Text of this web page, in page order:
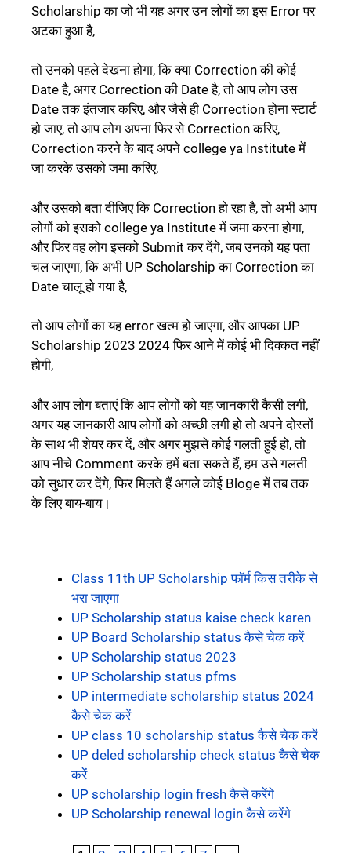
Scholarship का जो भी यह अगर उन लोगों का इस Error पर
अटका हुआ है,
तो उनको पहले देखना होगा, कि क्या Correction की कोई
Date है, अगर Correction की Date है, तो आप लोग उस
Date तक इंतजार करिए, और जैसे ही Correction होना स्टार्ट
हो जाए, तो आप लोग अपना फिर से Correction करिए,
Correction करने के बाद अपने college ya Institute में
जा करके उसको जमा करिए,
और उसको बता दीजिए कि Correction हो रहा है, तो अभी आप
लोगों को इसको college ya Institute में जमा करना होगा,
और फिर वह लोग इसको Submit कर देंगे, जब उनको यह पता
चल जाएगा, कि अभी UP Scholarship का Correction का
Date चालू हो गया है,
तो आप लोगों का यह error खत्म हो जाएगा, और आपका UP
Scholarship 2023 2024 फिर आने में कोई भी दिक्कत नहीं
होगी,
और आप लोग बताएं कि आप लोगों को यह जानकारी कैसी लगी,
अगर यह जानकारी आप लोगों को अच्छी लगी हो तो अपने दोस्तों
के साथ भी शेयर कर दें, और अगर मुझसे कोई गलती हुई हो, तो
आप नीचे Comment करके हमें बता सकते हैं, हम उसे गलती
को सुधार कर देंगे, फिर मिलते हैं अगले कोई Bloge में तब तक
के लिए बाय-बाय।
Class 11th UP Scholarship फॉर्म किस तरीके से
भरा जाएगा
UP Scholarship status kaise check karen
UP Board Scholarship status कैसे चेक करें
UP Scholarship status 2023
UP Scholarship status pfms
UP intermediate scholarship status 2024
कैसे चेक करें
UP class 10 scholarship status कैसे चेक करें
UP deled scholarship check status कैसे चेक
करें
UP scholarship login fresh कैसे करेंगे
UP Scholarship renewal login कैसे करेंगे